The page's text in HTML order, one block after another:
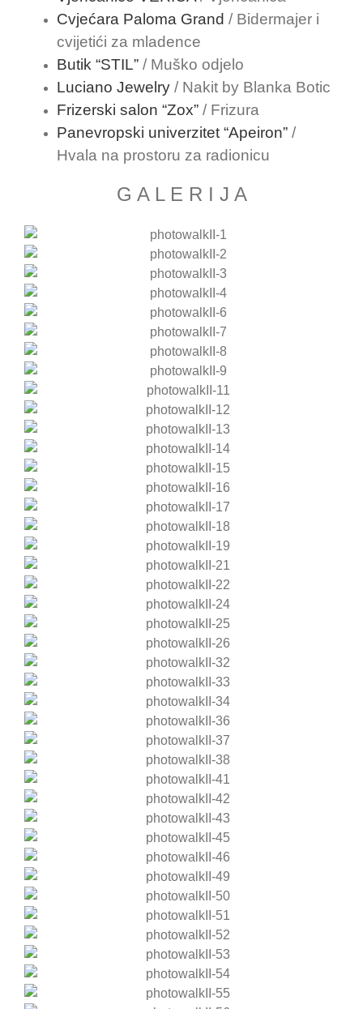
Cvjećara Paloma Grand / Bidermajer i
cvijetići za mladence
Butik “STIL” / Muško odjelo
Luciano Jewelry / Nakit by Blanka Botic
Frizerski salon “Zox” / Frizura
Panevropski univerzitet “Apeiron” /
Hvala na prostoru za radionicu
G A L E R I J A